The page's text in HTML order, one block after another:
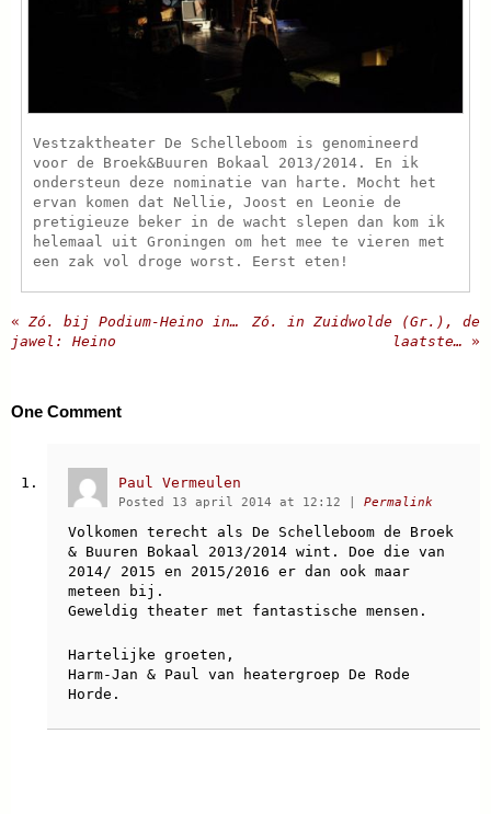
Vestzaktheater De Schelleboom is genomineerd
voor de Broek&Buuren Bokaal 2013/2014. En ik
ondersteun deze nominatie van harte. Mocht het
ervan komen dat Nellie, Joost en Leonie de
pretigieuze beker in de wacht slepen dan kom ik
helemaal uit Groningen om het mee te vieren met
een zak vol droge worst. Eerst eten!
« Zó. bij Podium-Heino in…
jawel: Heino
Zó. in Zuidwolde (Gr.), de
laatste… »
One Comment
Paul Vermeulen
Posted 13 april 2014 at 12:12 Permalink
Volkomen terecht als De Schelleboom de Broek
& Buuren Bokaal 2013/2014 wint. Doe die van
2014/ 2015 en 2015/2016 er dan ook maar
meteen bij.
Geweldig theater met fantastische mensen.
Hartelijke groeten,
Harm-Jan & Paul van heatergroep De Rode
Horde.